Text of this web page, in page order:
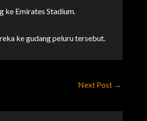
ke Emirates Stadium.
ke gudang peluru tersebut.
Next Post →